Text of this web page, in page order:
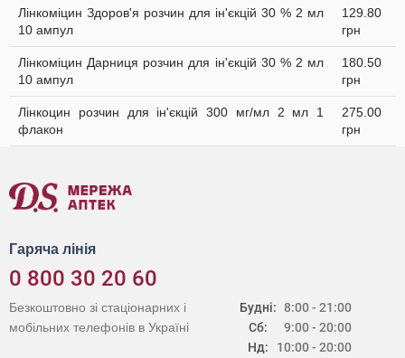
Лінкоміцин Здоров'я розчин для ін'єкцій 30 % 2 мл
10 ампул
129.80
грн
Лінкоміцин Дарниця розчин для ін'єкцій 30 % 2 мл
10 ампул
180.50
грн
Лінкоцин розчин для ін'єкцій 300 мг/мл 2 мл 1
флакон
275.00
грн
Гаряча лінія
0 800 30 20 60
Будні:
Сб:
Нд:
8:00 - 21:00
9:00 - 20:00
10:00 - 20:00
Безкоштовно зі стаціонарних і
мобільних телефонів в Україні